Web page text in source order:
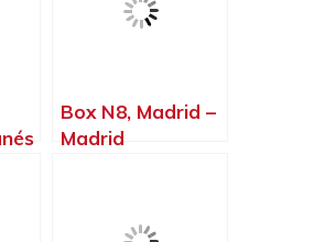
Box N8, Madrid –
Madrid